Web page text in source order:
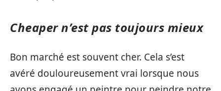
Cheaper n’est pas toujours mieux
Bon marché est souvent cher. Cela s’est
avéré douloureusement vrai lorsque nous